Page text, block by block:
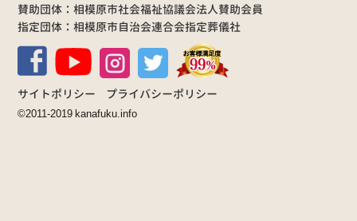
賛助団体：相模原市社会福祉協議会法人賛助会員
指定団体：相模原市自治会連合会指定葬儀社
サイトポリシー プライバシーポリシー
©2011-2019 kanafuku.info